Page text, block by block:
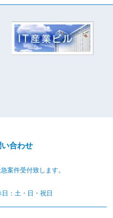
い合わせ
案件受付致します。
日：土・日・祝日